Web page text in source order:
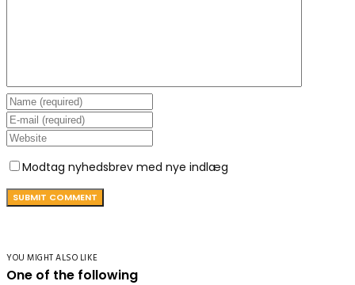
Modtag nyhedsbrev med nye indlæg
YOU MIGHT ALSO LIKE
One of the following